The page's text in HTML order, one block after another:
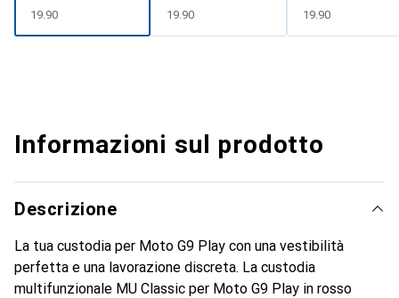
CHF
19.90 CHF
19.90 CHF
19.90
Informazioni sul prodotto
Descrizione
La tua custodia per Moto G9 Play con una vestibilità
perfetta e una lavorazione discreta. La custodia
multifunzionale MU Classic per Moto G9 Play in rosso